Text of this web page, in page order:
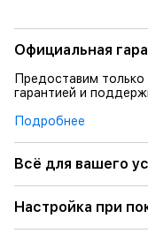
Официальная
Предоставим
гарантией и
Подробнее
Всё для вашего
Настройка при